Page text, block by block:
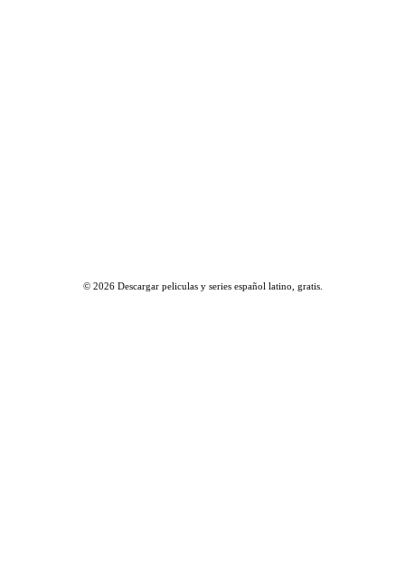
© 2026 Descargar peliculas y series español latino, gratis.